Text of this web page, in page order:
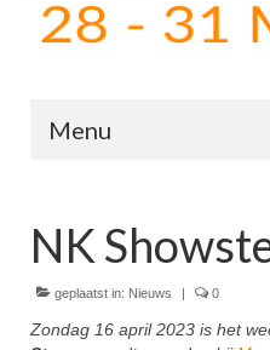
Menu
Startlijsten & Uitslagen
Deelnemers
Tickets
NK
geplaatst in: Nieuws | 0
Zondag 16 april 2023 is het